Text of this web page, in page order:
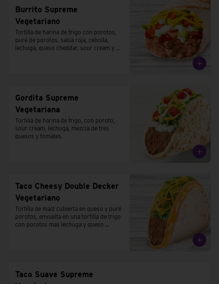
Burrito Supreme
Vegetariano
Tortilla de harina de trigo con porotos,
puré de porotos, salsa roja, cebolla,
lechuga, queso cheddar, sour cream y
Gordita Supreme
Vegetariana
Tortilla de harina de trigo, con poroto,
sour cream, lechuga, mezcla de tres
quesos y tomates.
Taco Cheesy Double Decker
Vegetariano
Tortilla de maíz cubierta en queso y puré
porotos, envuelta en una tortilla de trigo
con porotos mas lechuga y queso
Taco Suave Supreme